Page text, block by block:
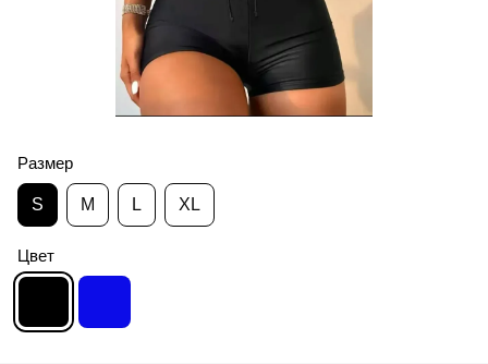
Размер
S M L XL
Цвет